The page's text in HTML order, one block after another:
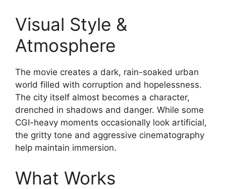
Visual Style &
Atmosphere
The movie creates a dark, rain-soaked urban
world filled with corruption and hopelessness.
The city itself almost becomes a character,
drenched in shadows and danger. While some
CGI-heavy moments occasionally look artificial,
the gritty tone and aggressive cinematography
help maintain immersion.
What Works